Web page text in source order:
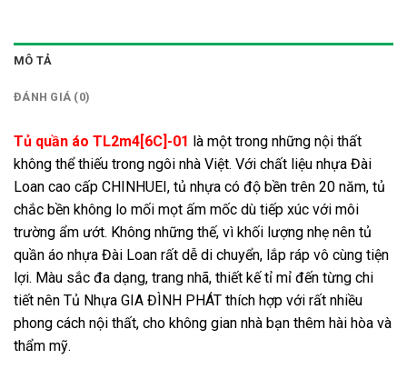
MÔ TẢ
ĐÁNH GIÁ (0)
Tủ quần áo TL2m4[6C]-01 là một trong những nội thất
không thể thiếu trong ngôi nhà Việt. Với chất liệu nhựa Đài
Loan cao cấp CHINHUEI, tủ nhựa có độ bền trên 20 năm, tủ
chắc bền không lo mối mọt ấm mốc dù tiếp xúc với môi
trường ẩm ướt. Không những thế, vì khối lượng nhẹ nên tủ
quần áo nhựa Đài Loan rất dễ di chuyển, lắp ráp vô cùng tiện
lợi. Màu sắc đa dạng, trang nhã, thiết kế tỉ mỉ đến từng chi
tiết nên Tủ Nhựa GIA ĐÌNH PHÁT thích hợp với rất nhiều
phong cách nội thất, cho không gian nhà bạn thêm hài hòa và
thẩm mỹ.